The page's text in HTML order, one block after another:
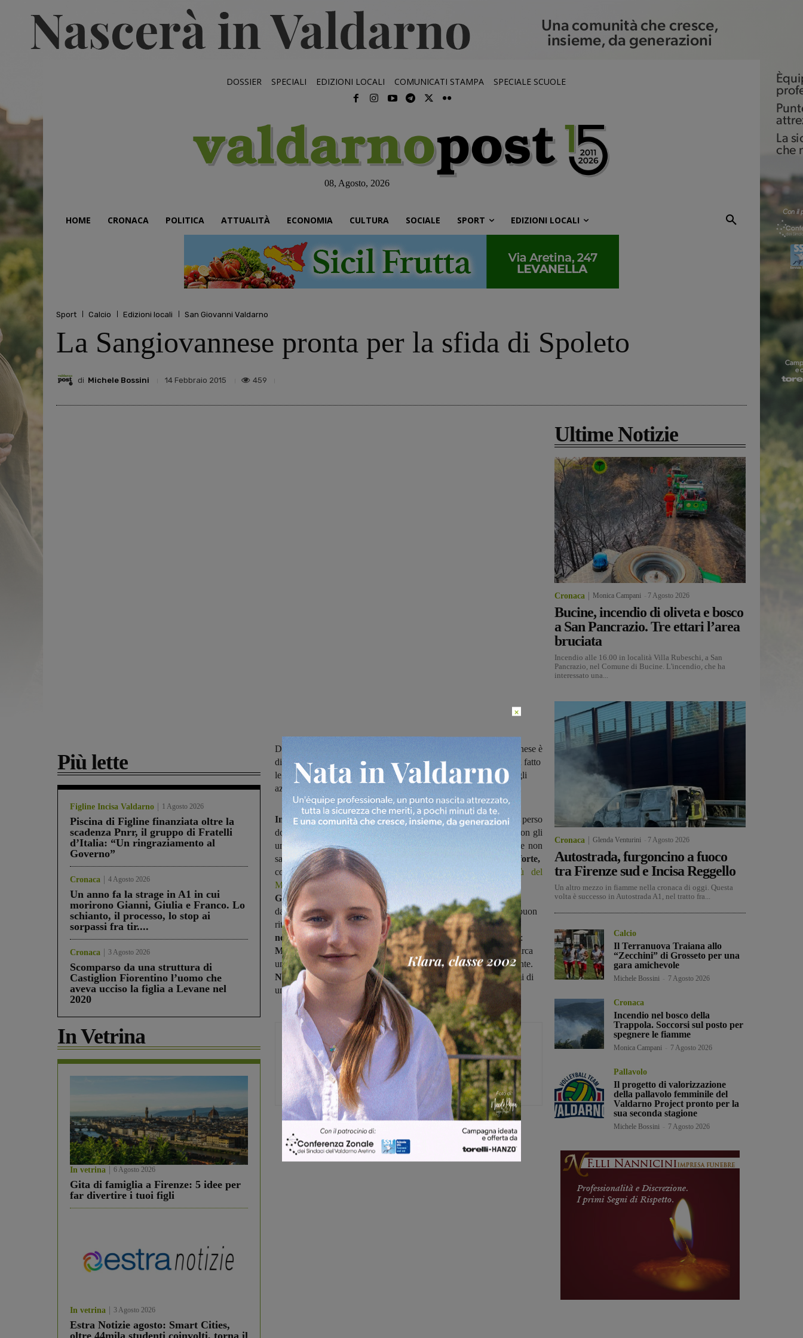
DOSSIER SPECIALI EDIZIONI LOCALI COMUNICATI STAMPA SPECIALE SCUOLE
08, Agosto, 2026
HOME CRONACA POLITICA ATTUALITÀ ECONOMIA CULTURA SOCIALE SPORT EDIZIONI LOCALI
Sport Calcio Edizioni locali San Giovanni Valdarno
La Sangiovannese pronta per la sfida di Spoleto
di Michele Bossini 14 Febbraio 2015 459
Più lette
Figline Incisa Valdarno 1 Agosto 2026
Piscina di Figline finanziata oltre la
scadenza Pnrr, il gruppo di Fratelli
d’Italia: “Un ringraziamento al
Governo”
Cronaca 4 Agosto 2026
Un anno fa la strage in A1 in cui
morirono Gianni, Giulia e Franco. Lo
schianto, il processo, lo stop ai
sorpassi fra tir....
Cronaca 3 Agosto 2026
Scomparso da una struttura di
Castiglion Fiorentino l’uomo che
aveva ucciso la figlia a Levane nel
2020
In Vetrina
In vetrina 6 Agosto 2026
Gita di famiglia a Firenze: 5 idee per
far divertire i tuoi figli
In vetrina 3 Agosto 2026
Estra Notizie agosto: Smart Cities,
Dopo il passo falso di sette giorni fa con il Trestina, la Sangiovannese è
di scena a Spoleto contro un avversario che fra le mura amiche ha fatto
le cose migliori e che non intende farsi riprendere in classifica dagli
azzurri
Impegno a Spoleto per la Sangiovannese,che dopo avere perso
domenica scorsa in casa contro il Trestina cercherà, nella sfida con gli
umbri, di riscattarsi e conquistare l'intera posta in palio, anche se non
sarà facile contro unavversario che in casa è andato molto forte,
conquistando diciotto di ventisette punti totali
(tre in più del
Marzocco).
Gli umbri si presentano come squadra forte fisicamente, che ha
davanti dei buoni giocatori e che è capace di giocare tenendo un buon
ritmo. Per la gara con gli spoletini il tecnico azzurro devefare di
necessità virtù in mezzo al campo,dove gli uomini sono contati:
Mugelli è infatti squalificato e Biso ancora non è al meglio
e circa
un suo impiego si deciderà solo poco prima di consegnare le distinte.
Non ci sarà nemmeno Buccianti,ancora alle prese con i postumi di
uno stiramento.
Michele Bossini
Share
Ultime Notizie
Cronaca Monica Campani 7 Agosto 2026
Bucine, incendio di oliveta e bosco
a San Pancrazio. Tre ettari l’area
bruciata
Incendio alle 16.00 in località Villa Rubeschi, a San
Pancrazio, nel Comune di Bucine. L'incendio, che ha
interessato una...
Cronaca Glenda Venturini 7 Agosto 2026
Autostrada, furgoncino a fuoco
tra Firenze sud e Incisa Reggello
Un altro mezzo in fiamme nella cronaca di oggi. Questa
volta è successo in Autostrada A1, nel tratto fra...
Calcio
Il Terranuova Traiana allo
“Zecchini” di Grosseto per una
gara amichevole
Michele Bossini 7 Agosto 2026
Cronaca
Incendio nel bosco della
Trappola. Soccorsi sul posto per
spegnere le fiamme
Monica Campani 7 Agosto 2026
Pallavolo
Il progetto di valorizzazione
della pallavolo femminile del
Valdarno Project pronto per la
sua seconda stagione
Michele Bossini 7 Agosto 2026
×